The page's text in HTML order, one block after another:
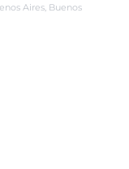
Aires, Buenos